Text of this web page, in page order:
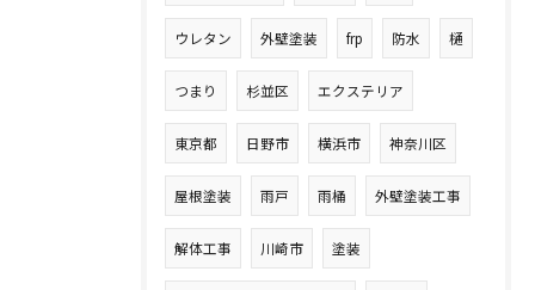
ウレタン 外壁塗装 frp 防水 樋
つまり 杉並区 エクステリア
東京都 日野市 横浜市 神奈川区
屋根塗装 雨戸 雨桶 外壁塗装工事
解体工事 川崎市 塗装